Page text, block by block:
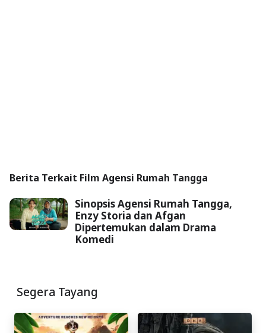
Berita Terkait Film Agensi Rumah Tangga
Sinopsis Agensi Rumah Tangga,
Enzy Storia dan Afgan
Dipertemukan dalam Drama
Komedi
Segera Tayang